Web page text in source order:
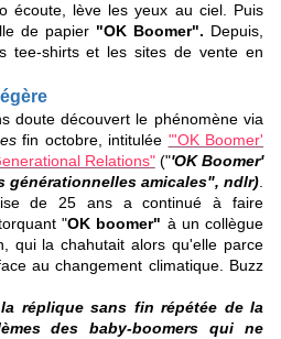
écoute, lève les yeux au ciel. Puis
de papier "OK Boomer". Depuis,
tee-shirts et les sites de vente en
doute découvert le phénomène via
fin octobre, intitulée "'OK Boomer'
Relations" ("'OK Boomer'
générationnelles amicales", ndlr)
de 25 ans a continué à faire
"OK boomer" à un collègue
qui la chahutait alors qu'elle parce
au changement climatique. Buzz
réplique sans fin répétée de la
des baby-boomers qui ne